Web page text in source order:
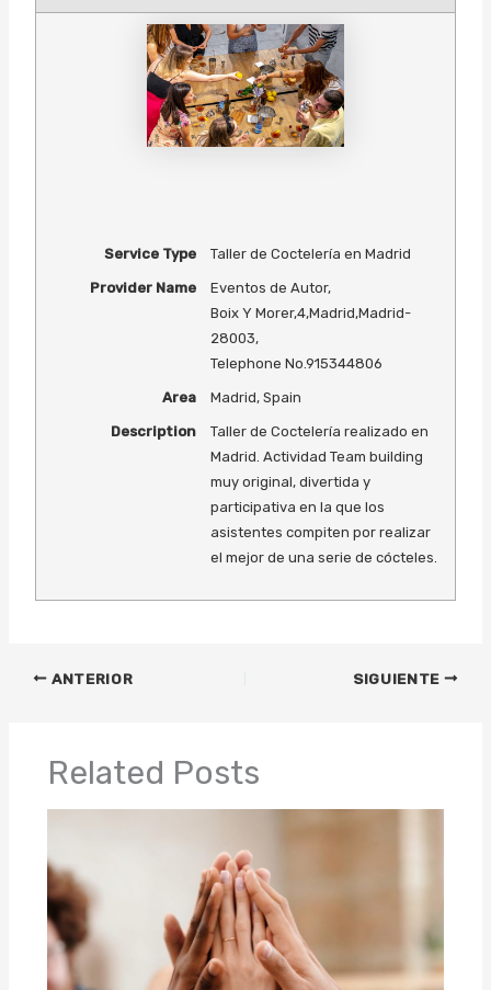
Service Type Taller de Coctelería en Madrid
Provider Name Eventos de Autor,
Boix Y Morer,4,Madrid,Madrid-
28003,
Telephone No.915344806
Area Madrid, Spain
Description
Taller de Coctelería realizado en
Madrid. Actividad Team building
muy original, divertida y
participativa en la que los
asistentes compiten por realizar
el mejor de una serie de cócteles.
ANTERIOR SIGUIENTE
Related Posts